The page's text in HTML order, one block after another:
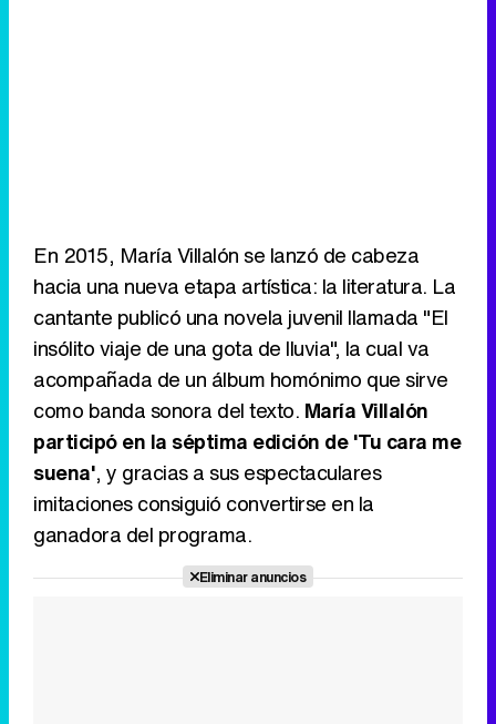
En 2015, María Villalón se lanzó de cabeza
hacia una nueva etapa artística: la literatura. La
cantante publicó una novela juvenil llamada "El
insólito viaje de una gota de lluvia", la cual va
acompañada de un álbum homónimo que sirve
como banda sonora del texto. María Villalón
participó en la séptima edición de 'Tu cara me
suena', y gracias a sus espectaculares
imitaciones consiguió convertirse en la
ganadora del programa.
Eliminar anuncios